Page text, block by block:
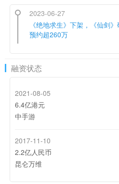
2023-06-27
《绝地求生》下架，《仙剑
预约超260万
融资状态
2021-08-05
6.4亿港元
中手游
2017-11-10
2.2亿人民币
昆仑万维